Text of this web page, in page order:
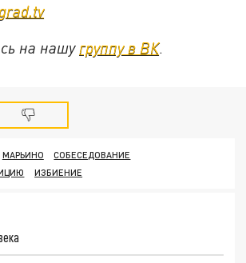
на нашу группу в ВК.
МАРЬИНО
СОБЕСЕДОВАНИЕ
ИЗБИЕНИЕ